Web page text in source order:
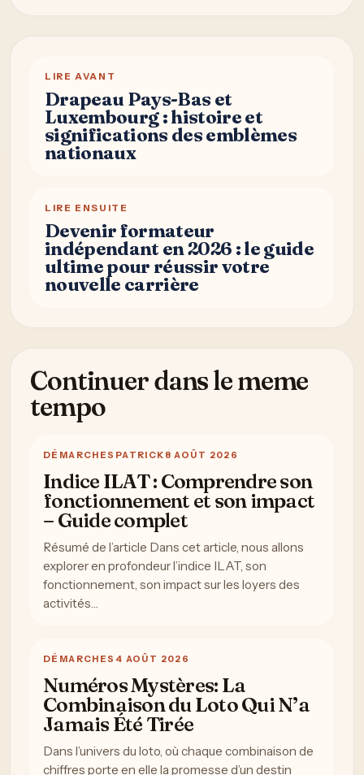
LIRE AVANT
Drapeau Pays-Bas et
Luxembourg : histoire et
significations des emblèmes
nationaux
LIRE ENSUITE
Devenir formateur
indépendant en 2026 : le guide
ultime pour réussir votre
nouvelle carrière
Continuer dans le meme
tempo
DÉMARCHES PATRICK 8 AOÛT 2026
Indice ILAT : Comprendre son
fonctionnement et son impact
– Guide complet
Résumé de l’article Dans cet article, nous allons
explorer en profondeur l’indice ILAT, son
fonctionnement, son impact sur les loyers des
activités…
DÉMARCHES 4 AOÛT 2026
Numéros Mystères: La
Combinaison du Loto Qui N’a
Jamais Été Tirée
Dans l’univers du loto, où chaque combinaison de
chiffres porte en elle la promesse d’un destin